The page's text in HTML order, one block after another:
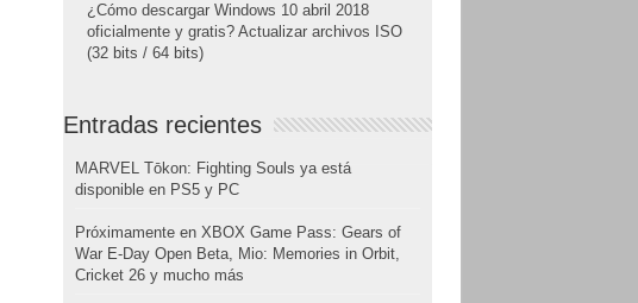
¿Cómo descargar Windows 10 abril 2018
oficialmente y gratis? Actualizar archivos ISO
(32 bits / 64 bits)
Entradas recientes
MARVEL Tōkon: Fighting Souls ya está
disponible en PS5 y PC
Próximamente en XBOX Game Pass: Gears of
War E-Day Open Beta, Mio: Memories in Orbit,
Cricket 26 y mucho más